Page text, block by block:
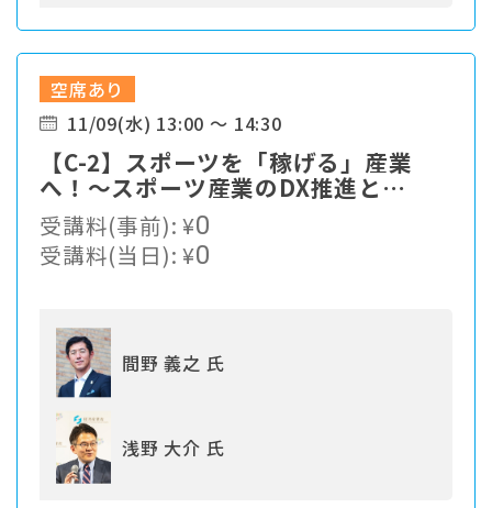
空席あり
11/09(水) 13:00 ～ 14:30
【C-2】スポーツを「稼げる」産業
へ！〜スポーツ産業のDX推進と
Web3.0時代における収益化とは〜
受講料(事前):¥0
受講料(当日):¥0
間野 義之 氏
浅野 大介 氏